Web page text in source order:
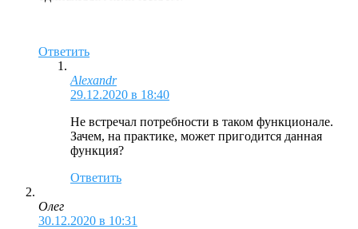
Ответить
Alexandr
29.12.2020 в 18:40
Не встречал потребности в таком функционале.
Зачем, на практике, может пригодится данная
функция?
Ответить
Олег
30.12.2020 в 10:31